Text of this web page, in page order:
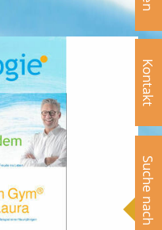
Kontakt
Suche nach